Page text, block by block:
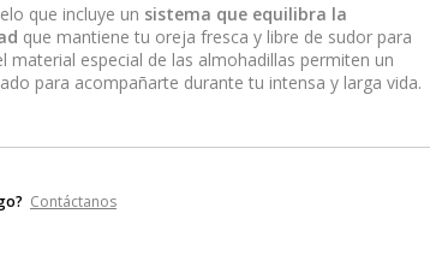
que incluye un sistema que equilibra la
que mantiene tu oreja fresca y libre de sudor para
material especial de las almohadillas permiten un
para acompañarte durante tu intensa y larga vida.
Contáctanos